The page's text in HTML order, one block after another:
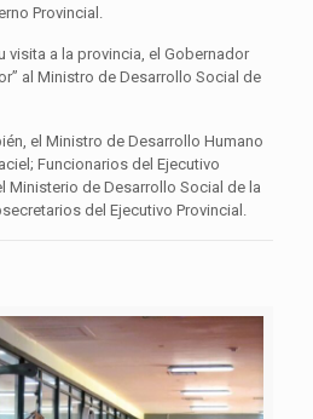
Provincial.
visita a la provincia, el Gobernador
al Ministro de Desarrollo Social de
el Ministro de Desarrollo Humano
Funcionarios del Ejecutivo
Ministerio de Desarrollo Social de la
del Ejecutivo Provincial.